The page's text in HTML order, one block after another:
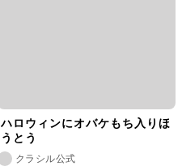
ハロウィンにオバケもち入りほ
うとう
クラシル公式